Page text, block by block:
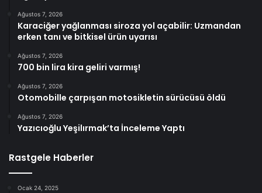
Ağustos 7, 2026
Karaciğer yağlanması siroza yol açabilir: Uzmandan
erken tanı ve bitkisel ürün uyarısı
Ağustos 7, 2026
700 bin lira kira geliri varmış!
Ağustos 7, 2026
Otomobille çarpışan motosikletin sürücüsü öldü
Ağustos 7, 2026
Yazıcıoğlu Yeşilırmak’ta İnceleme Yaptı
Rastgele Haberler
Ocak 24, 2025